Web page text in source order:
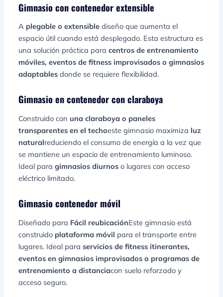
Gimnasio con contenedor extensible
A plegable o extensible diseño que aumenta el
espacio útil cuando está desplegado. Esta estructura es
una solución práctica paracentros de entrenamiento
móviles, eventos de fitness improvisados o gimnasios
adaptables donde se requiere flexibilidad.
Gimnasio en contenedor con claraboya
Construido con una claraboya o paneles
transparentes en el techoeste gimnasio maximiza luz
naturalreduciendo el consumo de energía a la vez que
se mantiene un espacio de entrenamiento luminoso.
Ideal paragimnasios diurnos o lugares con acceso
eléctrico limitado.
Gimnasio contenedor móvil
Diseñado para Fácil reubicaciónEste gimnasio está
construido plataforma móvil para el transporte entre
lugares. Ideal paraservicios de fitness itinerantes,
eventos en gimnasios improvisados o programas de
entrenamiento a distanciacon suelo reforzado y
acceso seguro.